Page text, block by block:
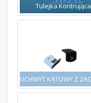
Tulejka Kontrująca